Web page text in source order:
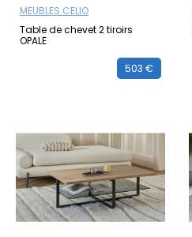
MEUBLES CELIO
Table de chevet 2 tiroirs
OPALE
503 €